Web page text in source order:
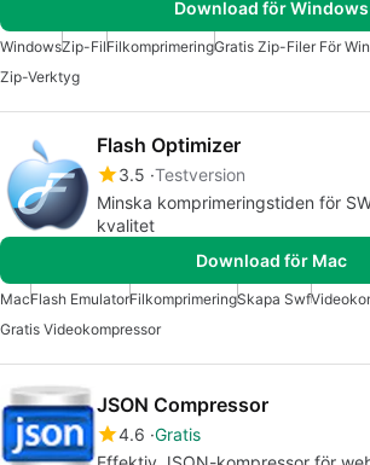
Download för Windows
WindowsZip-FilFilkomprimeringGratis Zip-Filer För
Zip-Verktyg
Flash Optimizer
3.5 Testversion
Minska komprimeringstiden för
kvalitet
Download för Mac
MacFlash EmulatorFilkomprimeringSkapa Swf
Gratis Videokompressor
JSON Compressor
4.6 Gratis